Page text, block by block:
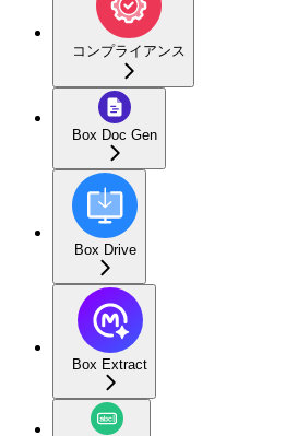
コンプライアンス
Box Doc Gen
Box Drive
Box Extract